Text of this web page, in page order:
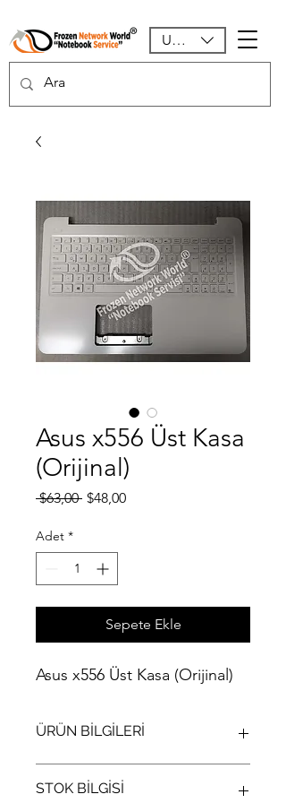
USD ($)
Asus x556 Üst Kasa
(Orijinal)
$63,00 Normal
$48,00İndirimli
Adet *
Sepete Ekle
Asus x556 Üst Kasa (Orijinal)
ÜRÜN BİLGİLERİ
STOK BİLGİSİ